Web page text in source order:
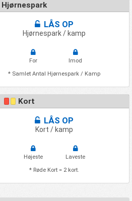
Hjørnespark
LÅS OP
Hjørnespark / kamp
For
Imod
* Samlet Antal Hjørnespark / Kamp
Kort
LÅS OP
Kort / kamp
Højeste
Laveste
* Røde Kort = 2 kort.